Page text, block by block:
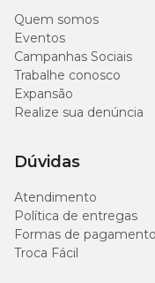
Matéria Mineral (máx.)
Cálcio (mín.)
Condroitina (mín.)
Quem somos
Eventos
Campanhas Sociais
Trabalhe conosco
Expansão
Realize sua denúncia
Dúvidas
Atendimento
Política de entregas
Formas de pagamento
Troca Fácil